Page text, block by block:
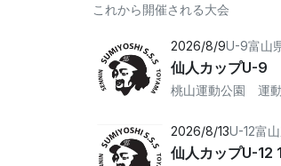
これから開催される大会
2026/8/9U-9富山
仙人カップU-9
桃山運動公園 運
2026/8/13U-12富
仙人カップU-12